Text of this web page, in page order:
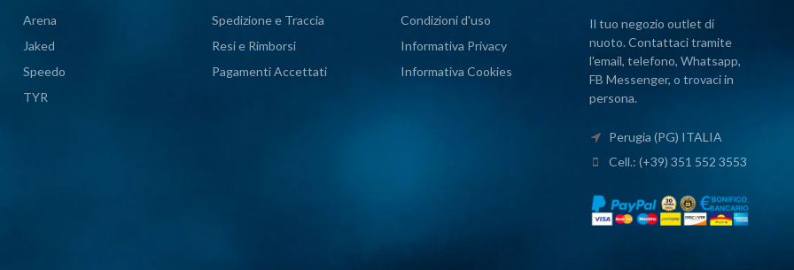
Arena
Jaked
Speedo
TYR
Spedizione e Traccia
Resi e Rimborsi
Pagamenti Accettati
Condizioni d'uso
Informativa Privacy
Informativa Cookies
Il tuo negozio outlet di
nuoto. Contattaci tramite
l'email, telefono, Whatsapp,
FB Messenger, o trovaci in
persona.
Perugia (PG) ITALIA
Cell.: (+39) 351 552 3553